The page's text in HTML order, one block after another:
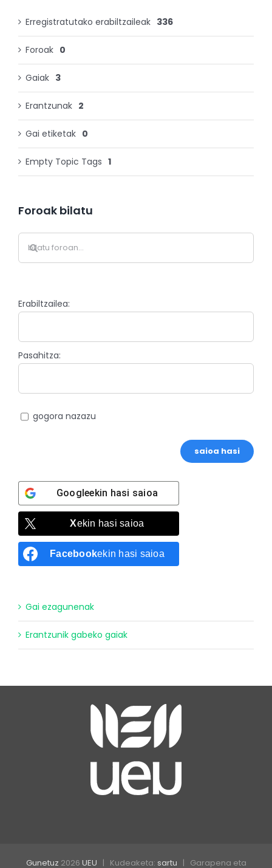
Erregistratutako erabiltzaileak 336
Foroak 0
Gaiak 3
Erantzunak 2
Gai etiketak 0
Empty Topic Tags 1
Foroak bilatu
Erabiltzailea:
Pasahitza:
gogora nazazu
saioa hasi
Googleekin hasi saioa
Xekin hasi saioa
Facebookekin hasi saioa
Gai ezagunenak
Erantzunik gabeko gaiak
Gunetuz 2026 UEU | Kudeaketa: sartu | Garapena eta